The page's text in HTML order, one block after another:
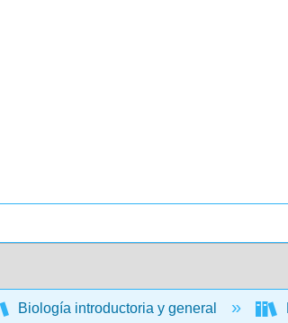
Biología introductoria y general